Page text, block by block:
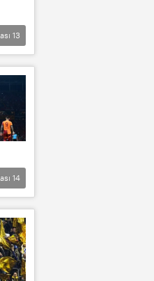
13
14